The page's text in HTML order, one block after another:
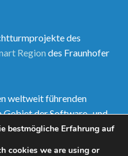
des
Region des Fraunhofer
weltweit führenden
Gebiet der Software- und
bestmögliche Erfahrung auf
cookies we are using or